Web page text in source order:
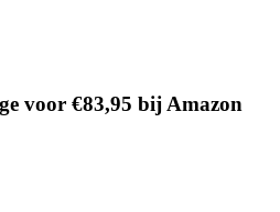
voor €83,95 bij Amazon